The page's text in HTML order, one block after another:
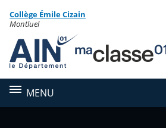
Menu de la rubrique
Contenu
Collège Émile Cizain
Montluel
MENU